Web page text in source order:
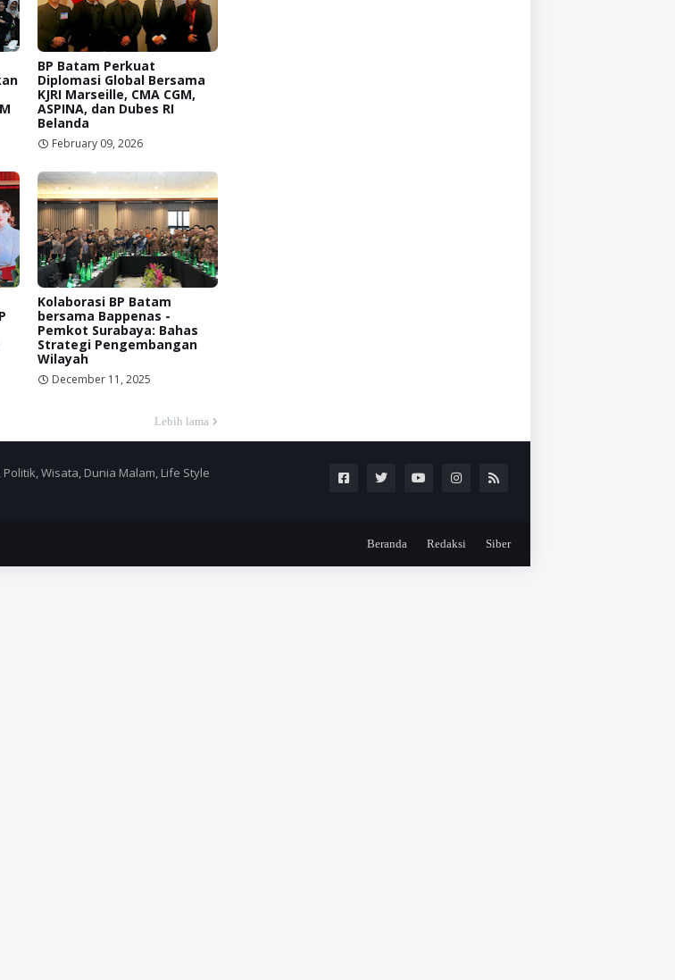
BP Batam Perkuat
Diplomasi Global Bersama
KJRI Marseille, CMA CGM,
ASPINA, dan Dubes RI
Belanda
February 09, 2026
Kolaborasi BP Batam
bersama Bappenas -
Pemkot Surabaya: Bahas
Strategi Pengembangan
Wilayah
December 11, 2025
Lebih lama
Wisata, Dunia Malam, Life Style
Beranda Redaksi Siber